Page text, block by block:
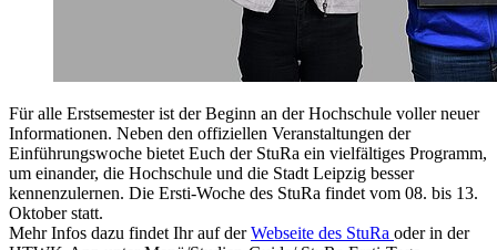
Für alle Erstsemester ist der Beginn an der Hochschule voller neuer
Informationen. Neben den offiziellen Veranstaltungen der
Einführungswoche bietet Euch der StuRa ein vielfältiges Programm,
um einander, die Hochschule und die Stadt Leipzig besser
kennenzulernen. Die Ersti-Woche des StuRa findet vom 08. bis 13.
Oktober statt.
Mehr Infos dazu findet Ihr auf derWebseite des StuRa oder in der